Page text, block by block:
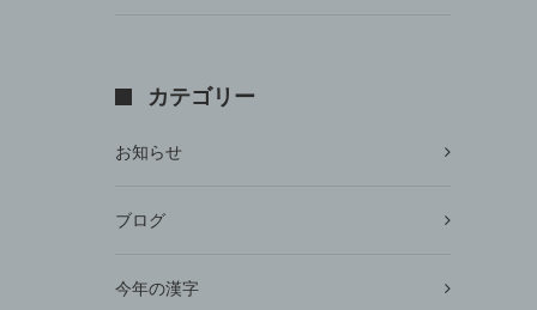
カテゴリー
お知らせ
ブログ
今年の漢字